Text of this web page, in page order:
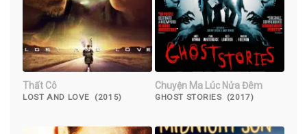
Thất Cô
LOST AND LOVE (2015)
Chuyện Ma Lúc Nửa Đêm
GHOST STORIES (2017)